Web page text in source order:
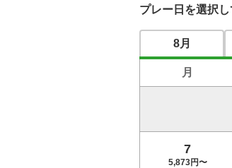
プレー日を選択
8月
月
7
5,873円〜